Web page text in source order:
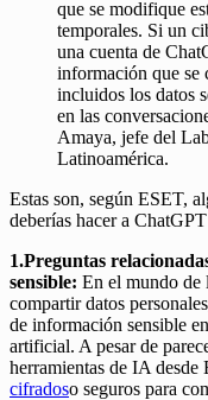
que se modifique
temporales. Si un
una cuenta de
información que se
incluidos los datos
en las
Amaya, jefe del
Latinoamérica.
Estas son, según ESET,
deberías hacer a
1.Preguntas
sensible: En el mundo de
compartir datos
de información sensible
artificial. A pesar de
herramientas de IA desde
cifradoso seguros para